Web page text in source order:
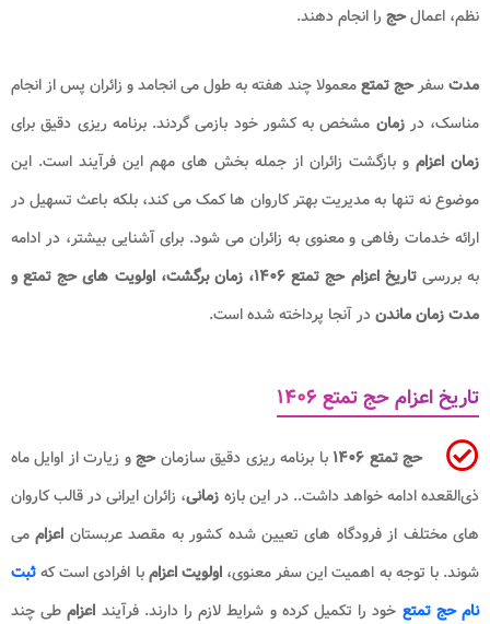
نظم، اعمالحج را انجام دهند.
مدتسفرحج تمتعمعمولا چند هفته به طول می انجامد و زائران پس از انجام
مناسک، درزمان مشخص به کشور خود بازمی گردند. برنامه ریزی دقیق برای
زمان اعزام و بازگشت زائران از جمله بخش های مهم این فرآیند است. این
موضوع نه تنها به مدیریت بهتر کاروان ها کمک می کند، بلکه باعث تسهیل در
ارائه خدمات رفاهی و معنوی به زائران می شود. برای آشنایی بیشتر، در ادامه
به بررسی
تاریخ اعزام حج تمتع ۱۴۰۶، زمان برگشت، اولویت های حج تمتع و
مدت زمان ماندندر آنجا پرداخته شده است.
تاریخ اعزام حج تمتع ۱۴۰۶
حج تمتع ۱۴۰۶ با برنامه ریزی دقیق سازمانحجو زیارتاز اوایل ماه
ذی‌القعده ادامه خواهد داشت.. در این بازه زمانی، زائران ایرانی در قالب کاروان
های مختلف از فرودگاه های تعیین شده کشور به مقصد عربستان اعزاممی
شوند. با توجه به اهمیت این سفر معنوی،اولویت اعزامبا افرادی است کهثبت
نام حج تمتع خود را تکمیل کرده و شرایط لازم را دارند. فرآیند اعزام طی چند